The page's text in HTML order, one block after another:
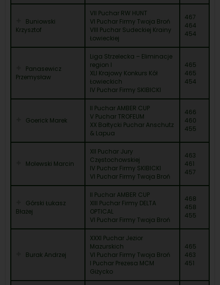
Buniowski
Krzysztof
VII Puchar RW HUNT
VI Puchar Firmy Twoja Broń
VIII Puchar Sudeckiej Krainy
Łowieckiej
467
464
454
Panasewicz
Przemysław
Liga Strzelecka – Eliminacje
region I
XLI Krajowy Konkurs Kół
Łowieckich
IV Puchar Firmy SKIBICKI
465
465
454
Goerick Marek
II Puchar AMBER CUP
V Puchar TROFEUM
XX Bałtycki Puchar Anschutz
& Lapua
466
460
455
Molewski Marcin
XII Puchar Jury
Częstochowskiej
IV Puchar Firmy SKIBICKI
VI Puchar Firmy Twoja Broń
463
461
457
Górski Łukasz
Błażej
II Puchar AMBER CUP
XIII Puchar Firmy DELTA
OPTICAL
VI Puchar Firmy Twoja Broń
468
458
455
Burak Andrzej
XXXI Puchar Jezior
Mazurskich
VI Puchar Firmy Twoja Broń
I Puchar Prezesa MCM
Giżycko
465
463
451